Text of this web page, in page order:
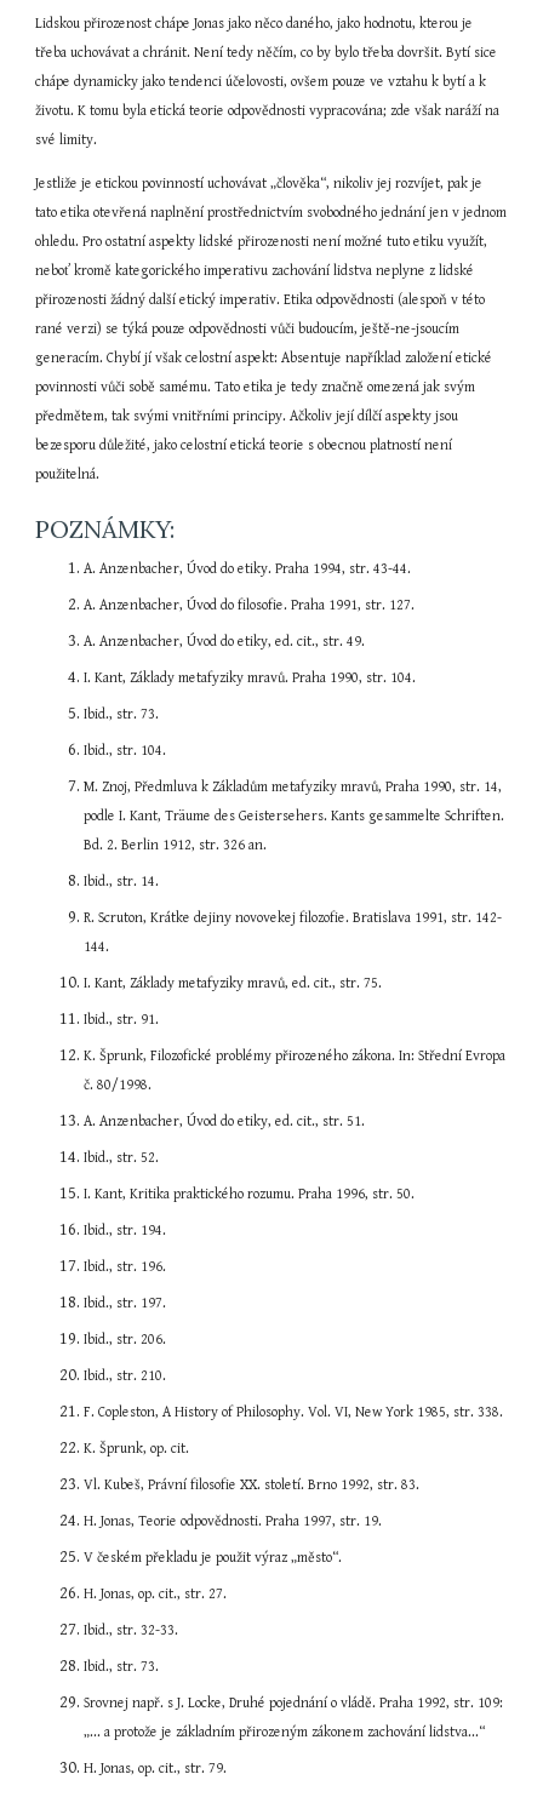
Lidskou přirozenost chápe Jonas jako něco daného, jako hodnotu, kterou je
třeba uchovávat a chránit. Není tedy něčím, co by bylo třeba dovršit. Bytí sice
chápe dynamicky jako tendenci účelovosti, ovšem pouze ve vztahu k bytí a k
životu. K tomu byla etická teorie odpovědnosti vypracována; zde však naráží na
své limity.
Jestliže je etickou povinností uchovávat „člověka“, nikoliv jej rozvíjet, pak je
tato etika otevřená naplnění prostřednictvím svobodného jednání jen v jednom
ohledu. Pro ostatní aspekty lidské přirozenosti není možné tuto etiku využít,
neboť kromě kategorického imperativu zachování lidstva neplyne z lidské
přirozenosti žádný další etický imperativ. Etika odpovědnosti (alespoň v této
rané verzi) se týká pouze odpovědnosti vůči budoucím, ještě-ne-jsoucím
generacím. Chybí jí však celostní aspekt: Absentuje například založení etické
povinnosti vůči sobě samému. Tato etika je tedy značně omezená jak svým
předmětem, tak svými vnitřními principy. Ačkoliv její dílčí aspekty jsou
bezesporu důležité, jako celostní etická teorie s obecnou platností není
použitelná.
POZNÁMKY:
A. Anzenbacher, Úvod do etiky. Praha 1994, str. 43-44.
A. Anzenbacher, Úvod do filosofie. Praha 1991, str. 127.
A. Anzenbacher, Úvod do etiky, ed. cit., str. 49.
I. Kant, Základy metafyziky mravů. Praha 1990, str. 104.
Ibid., str. 73.
Ibid., str. 104.
M. Znoj, Předmluva k Základům metafyziky mravů, Praha 1990, str. 14,
podle I. Kant, Träume des Geistersehers. Kants gesammelte Schriften.
Bd. 2. Berlin 1912, str. 326 an.
Ibid., str. 14.
R. Scruton, Krátke dejiny novovekej filozofie. Bratislava 1991, str. 142-
144.
I. Kant, Základy metafyziky mravů, ed. cit., str. 75.
Ibid., str. 91.
K. Šprunk, Filozofické problémy přirozeného zákona. In: Střední Evropa
č. 80/1998.
A. Anzenbacher, Úvod do etiky, ed. cit., str. 51.
Ibid., str. 52.
I. Kant, Kritika praktického rozumu. Praha 1996, str. 50.
Ibid., str. 194.
Ibid., str. 196.
Ibid., str. 197.
Ibid., str. 206.
Ibid., str. 210.
F. Copleston, A History of Philosophy. Vol. VI, New York 1985, str. 338.
K. Šprunk, op. cit.
Vl. Kubeš, Právní filosofie XX. století. Brno 1992, str. 83.
H. Jonas, Teorie odpovědnosti. Praha 1997, str. 19.
V českém překladu je použit výraz „město“.
H. Jonas, op. cit., str. 27.
Ibid., str. 32-33.
Ibid., str. 73.
Srovnej např. s J. Locke, Druhé pojednání o vládě. Praha 1992, str. 109:
„... a protože je základním přirozeným zákonem zachování lidstva...“
H. Jonas, op. cit., str. 79.